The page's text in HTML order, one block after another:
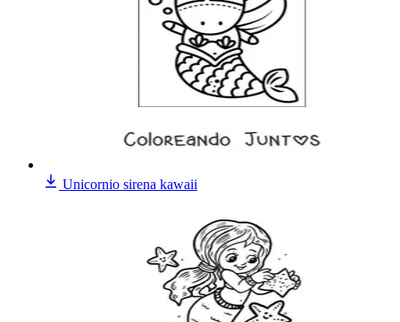
Unicornio sirena kawaii